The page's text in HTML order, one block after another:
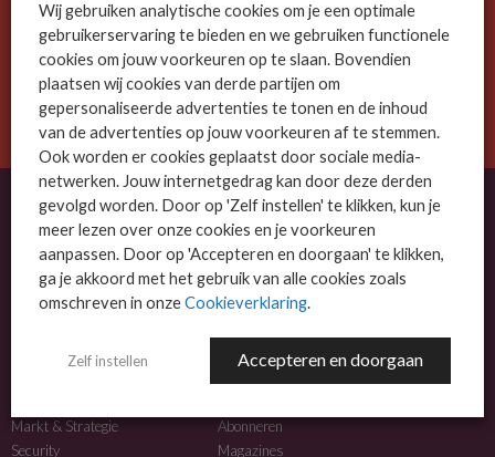
De ICT-wereld is snel. Mis niets.
Meld je nu aan voor de MSP Business nieuwsbrief.
AANMELDEN
OVER MSP BUSINESS
MSP Business is het kennisplatform voor IT-dienstverleners met MKB-focus.
NIEUWS
Markt & Strategie
Security
MEER INFO
Abonneren
Magazines
Wij gebruiken analytische cookies om je een optimale
gebruikerservaring te bieden en we gebruiken functionele
cookies om jouw voorkeuren op te slaan. Bovendien
plaatsen wij cookies van derde partijen om
gepersonaliseerde advertenties te tonen en de inhoud
van de advertenties op jouw voorkeuren af te stemmen.
Ook worden er cookies geplaatst door sociale media-
netwerken. Jouw internetgedrag kan door deze derden
gevolgd worden. Door op 'Zelf instellen' te klikken, kun je
meer lezen over onze cookies en je voorkeuren
aanpassen. Door op 'Accepteren en doorgaan' te klikken,
ga je akkoord met het gebruik van alle cookies zoals
omschreven in onzeCookieverklaring.
Zelf instellen Accepteren en doorgaan